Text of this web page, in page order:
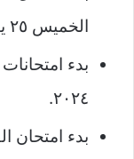
الخميس ٢٥ يناير ٢٠٢٤.
٢٠٢٤.
بدء امتحان